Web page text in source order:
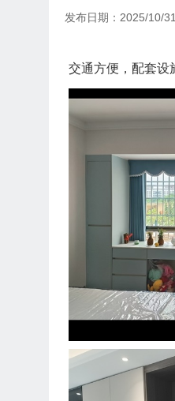
发布日期：2025/10/
交通方便，配套设